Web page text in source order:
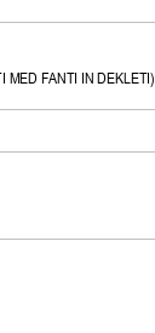
MED FANTI IN DEKLETI)